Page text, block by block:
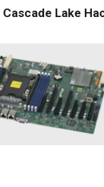
Cascade Lake